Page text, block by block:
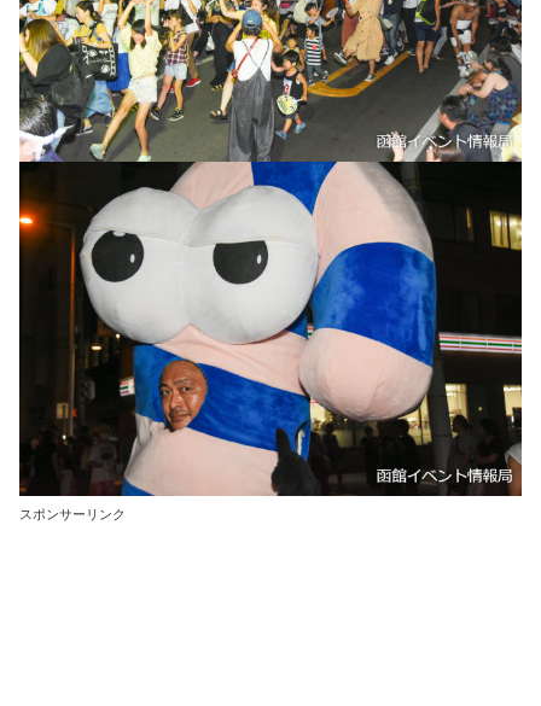
スポンサーリンク